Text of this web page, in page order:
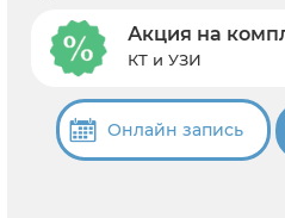
Акция на
КТ и УЗИ
Онлайн запись